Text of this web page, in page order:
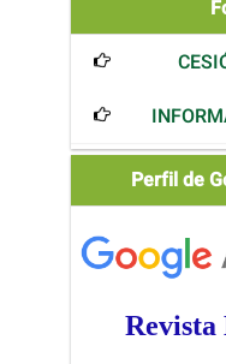
ScholarPerfil de